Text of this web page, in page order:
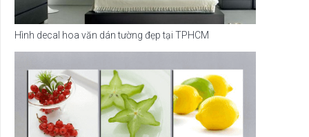
Hình decal hoa văn dán tường đẹp tại TPHCM